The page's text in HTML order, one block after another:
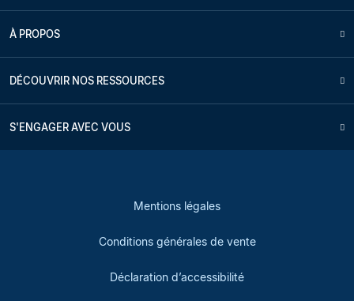
À PROPOS
DÉCOUVRIR NOS RESSOURCES
S'ENGAGER AVEC VOUS
Mentions légales
Conditions générales de vente
Déclaration d’accessibilité